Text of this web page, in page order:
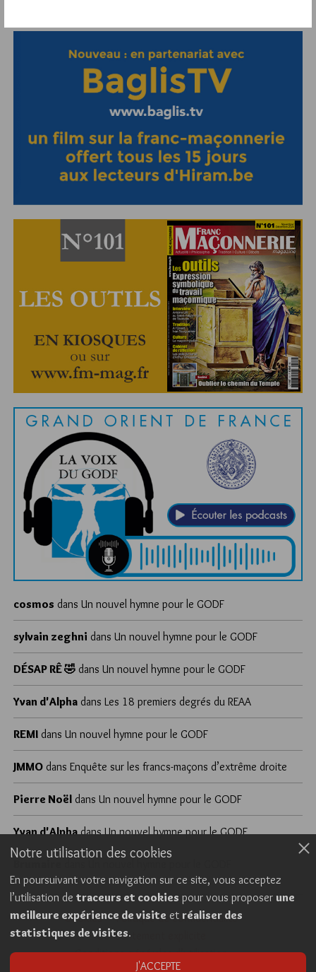
cosmos dans Un nouvel hymne pour le GODF
sylvain zeghni dans Un nouvel hymne pour le GODF
DÉSAP RÊ 🤣 dans Un nouvel hymne pour le GODF
Yvan d'Alpha dans Les 18 premiers degrés du REAA
REMI dans Un nouvel hymne pour le GODF
JMMO dans Enquête sur les francs-maçons d’extrême droite
Pierre Noël dans Un nouvel hymne pour le GODF
Yvan d'AlphadansUn nouvel hymne pour le GODF
Cookies
Politique de confidentialité
Consentement explicite
Conditions générales d’utilisation
Notre utilisation des cookies
En poursuivant votre navigation sur ce site, vous acceptez
l’utilisation de traceurs et cookies pour vous proposer une
meilleure expérience de visite et réaliser des
statistiques de visites.
J'ACCEPTE